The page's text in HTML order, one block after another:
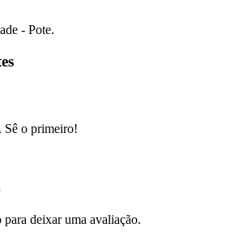
- Pote.
Sê o primeiro!
para deixar uma avaliação.